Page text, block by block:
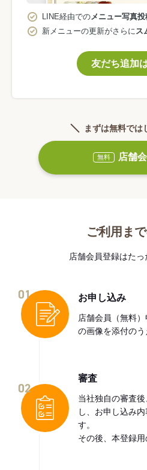
LINE経由での メニュー写真
新メニューの更新がさらに ス
友だち追加
まずは無料では
無料 店舗
ご利用ま
店舗会員登録はた
01 お申し込み
店舗会員（無料
の画像を添付のう
02
審査
当社独自の審査
し、お申し込み
す。
その後、本登録用